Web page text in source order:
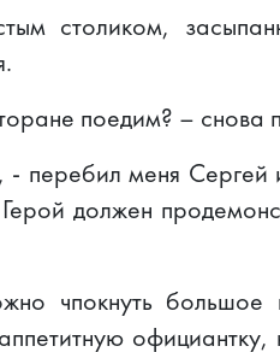
столиком,
поедим? – снова
перебил меня
должен
чпокнуть большое